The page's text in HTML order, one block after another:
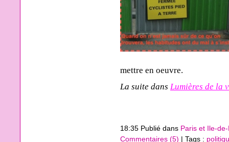
mettre en oeuvre.
La suite dans Lumières de la
18:35 Publié dans Paris et Ile-
Commentaires (5) | Tags :